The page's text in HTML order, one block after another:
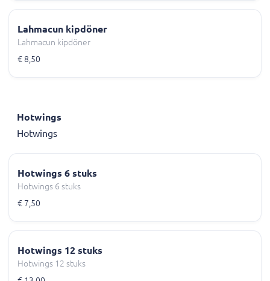
Lahmacun kipdöner
Lahmacun kipdöner
€ 8,50
Hotwings
Hotwings
Hotwings 6 stuks
Hotwings 6 stuks
€ 7,50
Hotwings 12 stuks
Hotwings 12 stuks